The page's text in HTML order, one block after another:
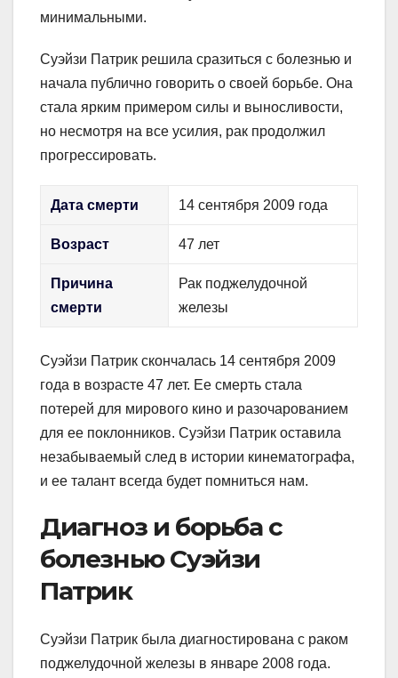
минимальными.
Суэйзи Патрик решила сразиться с болезнью и
начала публично говорить о своей борьбе. Она
стала ярким примером силы и выносливости,
но несмотря на все усилия, рак продолжил
прогрессировать.
Дата смерти 14 сентября 2009 года
Возраст 47 лет
Причина
смерти
Рак поджелудочной
железы
Суэйзи Патрик скончалась 14 сентября 2009
года в возрасте 47 лет. Ее смерть стала
потерей для мирового кино и разочарованием
для ее поклонников. Суэйзи Патрик оставила
незабываемый след в истории кинематографа,
и ее талант всегда будет помниться нам.
Диагноз и борьба с
болезнью Суэйзи
Патрик
Суэйзи Патрик была диагностирована с раком
поджелудочной железы в январе 2008 года.